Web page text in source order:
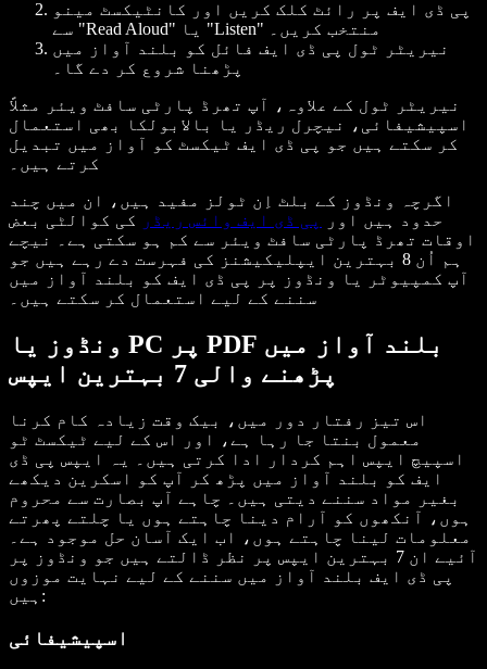
پی ڈی ایف پر رائٹ کلک کریں اور کانٹیکسٹ مینو
سے "Read Aloud" یا "Listen" منتخب کریں۔
نیریٹر ٹول پی ڈی ایف فائل کو بلند آواز میں
پڑھنا شروع کر دے گا۔
نیریٹر ٹول کے علاوہ، آپ تھرڈ پارٹی سافٹ ویئر مثلاً
اسپیشیفائی، نیچرل ریڈر یا بالابولکا بھی استعمال
کر سکتے ہیں جو پی ڈی ایف ٹیکسٹ کو آواز میں تبدیل
کرتے ہیں۔
اگرچہ ونڈوز کے بلٹ اِن ٹولز مفید ہیں، ان میں چند
حدود ہیں اور
پی ڈی ایف وائس ریڈر
کی کوالٹی بعض
اوقات تھرڈ پارٹی سافٹ ویئر سے کم ہو سکتی ہے۔ نیچے
ہم اُن 8 بہترین ایپلیکیشنز کی فہرست دے رہے ہیں جو
آپ کمپیوٹر یا ونڈوز پر پی ڈی ایف کو بلند آواز میں
سننے کے لیے استعمال کر سکتے ہیں۔
ونڈوز یا PC پر PDF بلند آواز میں
پڑھنے والی 7 بہترین ایپس
اس تیز رفتار دور میں، بیک وقت زیادہ کام کرنا
معمول بنتا جا رہا ہے، اور اس کے لیے ٹیکسٹ ٹو
اسپیچ ایپس اہم کردار ادا کرتی ہیں۔ یہ ایپس پی ڈی
ایف کو بلند آواز میں پڑھ کر آپ کو اسکرین دیکھے
بغیر مواد سننے دیتی ہیں۔ چاہے آپ بصارت سے محروم
ہوں، آنکھوں کو آرام دینا چاہتے ہوں یا چلتے پھرتے
معلومات لینا چاہتے ہوں، اب ایک آسان حل موجود ہے۔
آئیے ان 7 بہترین ایپس پر نظر ڈالتے ہیں جو ونڈوز پر
پی ڈی ایف بلند آواز میں سننے کے لیے نہایت موزوں
ہیں:
اسپیشیفائی